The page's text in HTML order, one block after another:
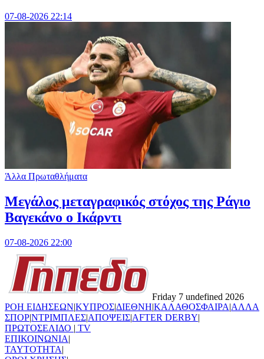
07-08-2026 22:14
Άλλα Πρωταθλήματα
Μεγάλος μεταγραφικός στόχος της Ράγιο
Βαγεκάνο ο Ικάρντι
07-08-2026 22:00
Friday 7 undefined 2026
ΡΟΗ ΕΙΔΗΣΕΩΝ|ΚΥΠΡΟΣ|ΔΙΕΘΝΗ|ΚΑΛΑΘΟΣΦΑΙΡΑ|ΑΛΛΑ
ΣΠΟΡ|ΝΤΡΙΜΠΛΕΣ|ΑΠΟΨΕΙΣ|AFTER DERBY|
ΠΡΩΤΟΣΕΛΙΔΟ | TV
ΕΠΙΚΟΙΝΩΝΙΑ|
TAYTOTHTA|